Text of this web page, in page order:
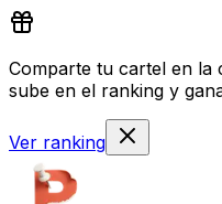
Comparte tu cartel en la
sube en el ranking y
Ver ranking